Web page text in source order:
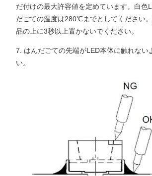
だ付けの最大許容値を定めています。白色
だごての温度は280℃までとしてください
品の上に3秒以上置かないでください。
7. はんだごての先端がLED本体に触れない
い。